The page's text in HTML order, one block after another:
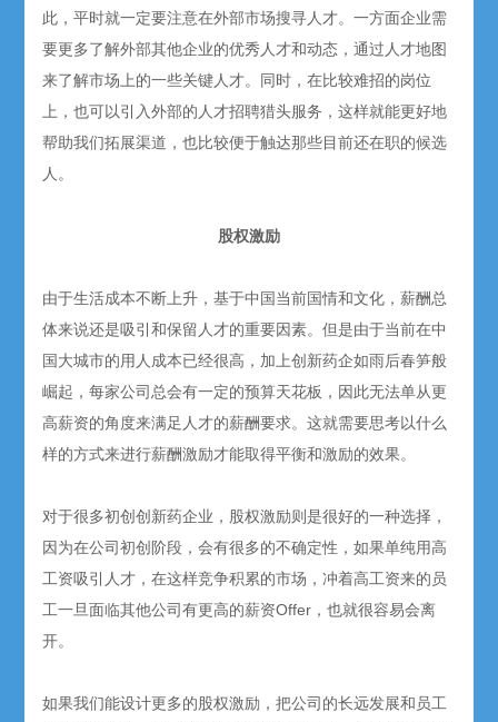
此，平时就一定要注意在外部市场搜寻人才。一方面企业需
要更多了解外部其他企业的优秀人才和动态，通过人才地图
来了解市场上的一些关键人才。同时，在比较难招的岗位
上，也可以引入外部的人才招聘猎头服务，这样就能更好地
帮助我们拓展渠道，也比较便于触达那些目前还在职的候选
人。
股权激励
由于生活成本不断上升，基于中国当前国情和文化，薪酬总
体来说还是吸引和保留人才的重要因素。但是由于当前在中
国大城市的用人成本已经很高，加上创新药企如雨后春笋般
崛起，每家公司总会有一定的预算天花板，因此无法单从更
高薪资的角度来满足人才的薪酬要求。这就需要思考以什么
样的方式来进行薪酬激励才能取得平衡和激励的效果。
对于很多初创创新药企业，股权激励则是很好的一种选择，
因为在公司初创阶段，会有很多的不确定性，如果单纯用高
工资吸引人才，在这样竞争积累的市场，冲着高工资来的员
工一旦面临其他公司有更高的薪资Offer，也就很容易会离
开。
如果我们能设计更多的股权激励，把公司的长远发展和员工